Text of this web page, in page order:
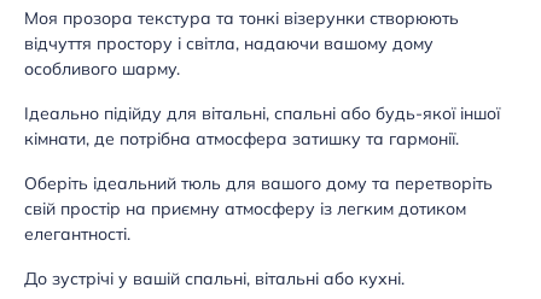
Моя прозора текстура та тонкі візерунки створюють
відчуття простору і світла, надаючи вашому дому
особливого шарму.
Ідеально підійду для вітальні, спальні або будь-якої іншої
кімнати, де потрібна атмосфера затишку та гармонії.
Оберіть ідеальний тюль для вашого дому та перетворіть
свій простір на приємну атмосферу із легким дотиком
елегантності.
До зустрічі у вашій спальні, вітальні або кухні.